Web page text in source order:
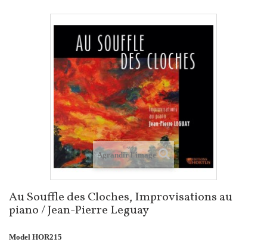
Agrandir l'image
Au Souffle des Cloches, Improvisations au
piano / Jean-Pierre Leguay
Model HOR215